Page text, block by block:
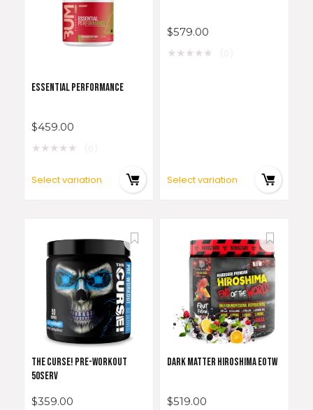
ESSENTIAL PERFORMANCE
$459.00
★★★★★
Select variation
$579.00
★★★★★
Select variation
THE CURSE! PRE-WORKOUT
50SERV
$359.00
DARK MATTER HIROSHIMA EOTW
$519.00